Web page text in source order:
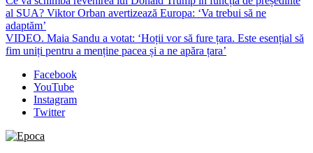
al SUA? Viktor Orban avertizează Europa: ‘Va trebui să ne
adaptăm’
VIDEO. Maia Sandu a votat: ‘Hoții vor să fure țara. Este esențial să
fim uniți pentru a menține pacea și a ne apăra țara’
Facebook
YouTube
Instagram
Twitter